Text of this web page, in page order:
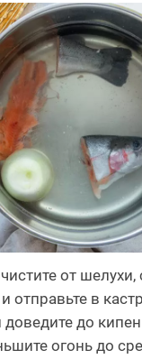
от шелухи,
отправьте в
до
огонь до